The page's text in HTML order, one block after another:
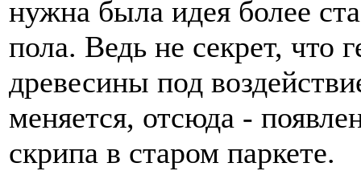
нужна была идея более
пола. Ведь не секрет, что
древесины под
меняется, отсюда -
скрипа в старом паркете.